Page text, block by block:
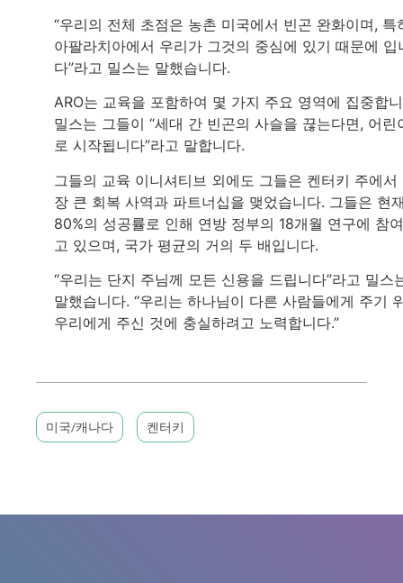
“우리의 전체 초점은 농촌 미국에서 빈곤 완화이며, 특
아팔라치아에서 우리가 그것의 중심에 있기 때문에 입
다”라고 밀스는 말했습니다.
ARO는 교육을 포함하여 몇 가지 주요 영역에 집중합
밀스는 그들이 “세대 간 빈곤의 사슬을 끊는다면, 어린
로 시작됩니다”라고 말합니다.
그들의 교육 이니셔티브 외에도 그들은 켄터키 주에서
장 큰 회복 사역과 파트너십을 맺었습니다. 그들은 현
80%의 성공률로 인해 연방 정부의 18개월 연구에 참
고 있으며, 국가 평균의 거의 두 배입니다.
“우리는 단지 주님께 모든 신용을 드립니다”라고 밀스
말했습니다. “우리는 하나님이 다른 사람들에게 주기
우리에게 주신 것에 충실하려고 노력합니다.”
미국/캐나다 켄터키